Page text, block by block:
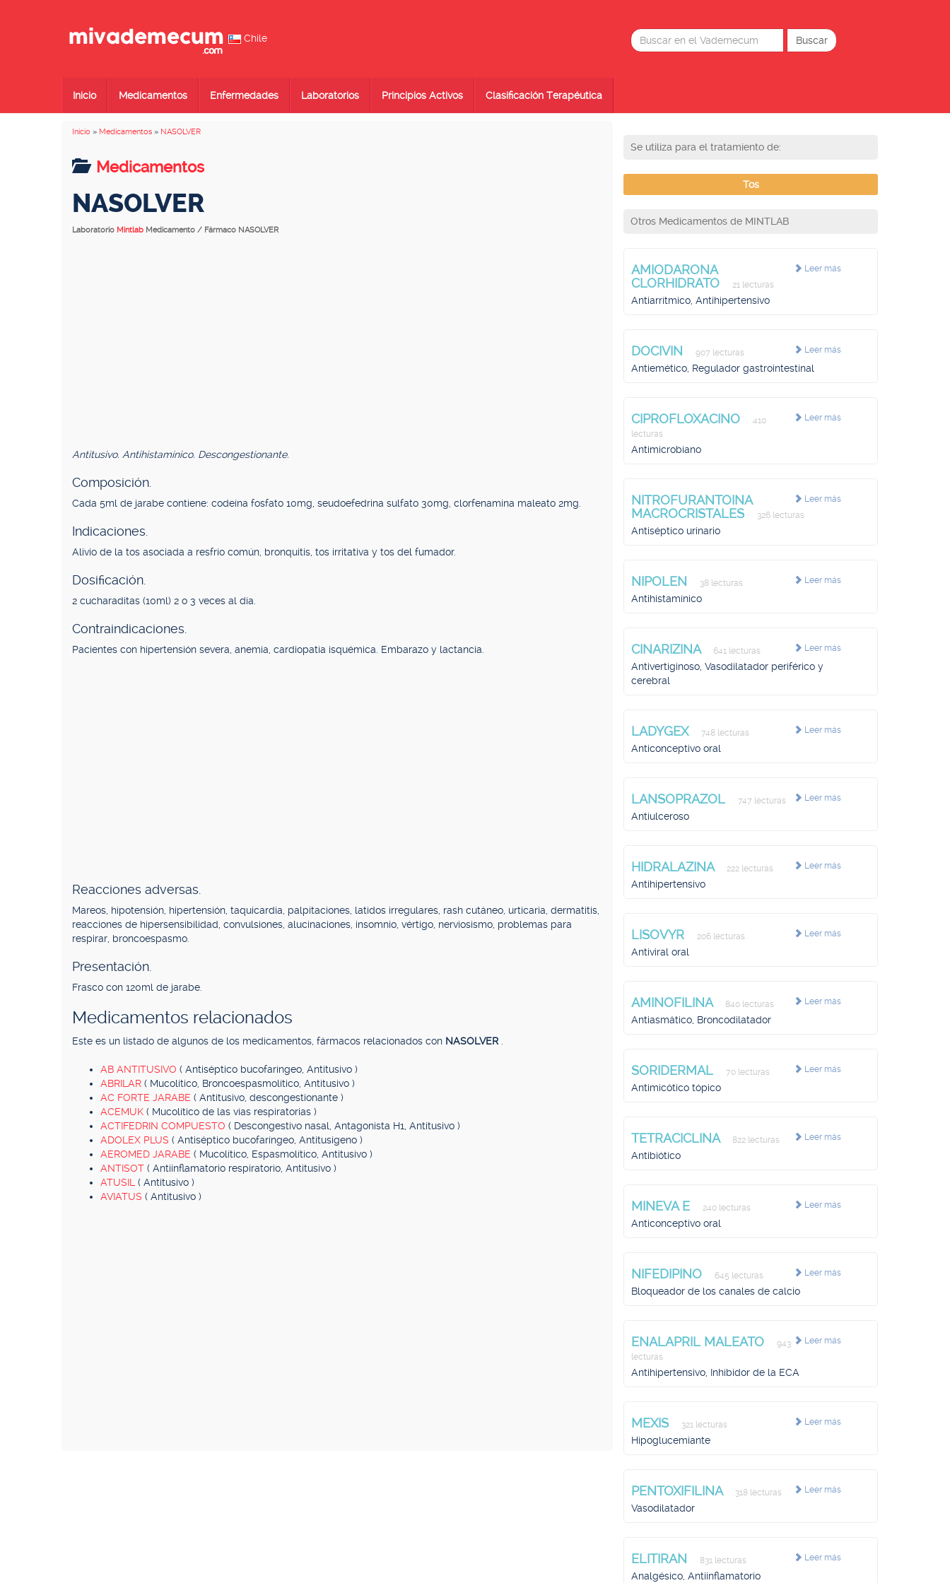
Chile
Inicio Medicamentos Enfermedades Laboratorios Principios Activos Clasificación Terapéutica
Inicio » Medicamentos » NASOLVER
Medicamentos
NASOLVER
Laboratorio Mintlab Medicamento / Fármaco NASOLVER
Antitusivo. Antihistamínico. Descongestionante.
Composición.
Cada 5ml de jarabe contiene: codeína fosfato 10mg, seudoefedrina sulfato 30mg, clorfenamina maleato 2mg.
Indicaciones.
Alivio de la tos asociada a resfrío común, bronquitis, tos irritativa y tos del fumador.
Dosificación.
2 cucharaditas (10ml) 2 o 3 veces al día.
Contraindicaciones.
Pacientes con hipertensión severa, anemia, cardiopatía isquémica. Embarazo y lactancia.
Reacciones adversas.
Mareos, hipotensión, hipertensión, taquicardia, palpitaciones, latidos irregulares, rash cutáneo, urticaria, dermatitis,
reacciones de hipersensibilidad, convulsiones, alucinaciones, insomnio, vértigo, nerviosismo, problemas para
respirar, broncoespasmo.
Presentación.
Frasco con 120ml de jarabe.
Medicamentos relacionados
Este es un listado de algunos de los medicamentos, fármacos relacionados con NASOLVER
AB ANTITUSIVO ( Antiséptico bucofaríngeo, Antitusivo )
ABRILAR ( Mucolítico, Broncoespasmolítico, Antitusivo )
AC FORTE JARABE ( Antitusivo, descongestionante )
ACEMUK ( Mucolítico de las vías respiratorias )
ACTIFEDRIN COMPUESTO ( Descongestivo nasal, Antagonista H1, Antitusivo )
ADOLEX PLUS ( Antiséptico bucofaríngeo, Antitusígeno )
AEROMED JARABE ( Mucolítico, Espasmolítico, Antitusivo )
ANTISOT ( Antiinflamatorio respiratorio, Antitusivo )
ATUSIL ( Antitusivo )
AVIATUS ( Antitusivo )
Se utiliza para el tratamiento de:
Tos
Otros Medicamentos de MINTLAB
Leer más
AMIODARONA
CLORHIDRATO
21 lecturas
Antiarrítmico, Antihipertensivo
Leer más
DOCIVIN 907 lecturas
Antiemético, Regulador gastrointestinal
Leer más
CIPROFLOXACINO
410
lecturas
Antimicrobiano
Leer más
NITROFURANTOINA
MACROCRISTALES
326 lecturas
Antiséptico urinario
Leer más
NIPOLEN 38 lecturas
Antihistamínico
Leer más
CINARIZINA 641 lecturas
Antivertiginoso, Vasodilatador periférico y
cerebral
Leer más
LADYGEX 748 lecturas
Anticonceptivo oral
Leer más
LANSOPRAZOL 747 lecturas
Antiulceroso
Leer más
HIDRALAZINA 222 lecturas
Antihipertensivo
Leer más
LISOVYR 206 lecturas
Antiviral oral
Leer más
AMINOFILINA 840 lecturas
Antiasmático, Broncodilatador
Leer más
SORIDERMAL 70 lecturas
Antimicótico tópico
Leer más
TETRACICLINA 822 lecturas
Antibiótico
Leer más
MINEVA E 240 lecturas
Anticonceptivo oral
Leer más
NIFEDIPINO 645 lecturas
Bloqueador de los canales de calcio
Leer más
ENALAPRIL MALEATO
943
lecturas
Antihipertensivo, Inhibidor de la ECA
Leer más
MEXIS 321 lecturas
Hipoglucemiante
Leer más
PENTOXIFILINA 318 lecturas
Vasodilatador
Leer más
ELITIRAN 831 lecturas
Analgésico, Antiinflamatorio